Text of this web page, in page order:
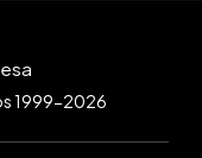
1999-2026